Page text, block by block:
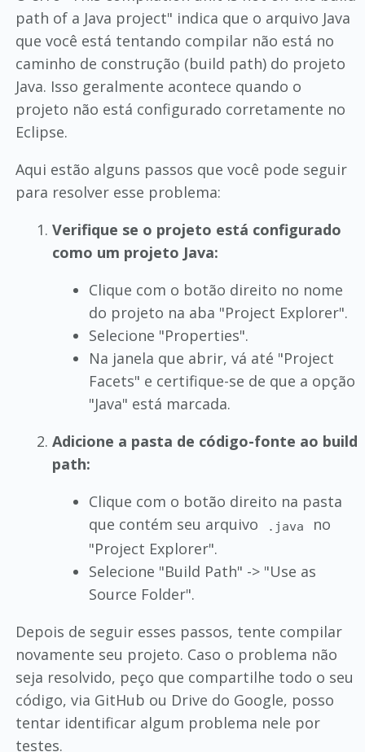
path of a Java project" indica que o arquivo Java
que você está tentando compilar não está no
caminho de construção (build path) do projeto
Java. Isso geralmente acontece quando o
projeto não está configurado corretamente no
Eclipse.
Aqui estão alguns passos que você pode seguir
para resolver esse problema:
Verifique se o projeto está configurado
como um projeto Java:
Clique com o botão direito no nome
do projeto na aba "Project Explorer".
Selecione "Properties".
Na janela que abrir, vá até "Project
Facets" e certifique-se de que a opção
"Java" está marcada.
Adicione a pasta de código-fonte ao build
path:
Clique com o botão direito na pasta
que contém seu arquivo
.java
no
"Project Explorer".
Selecione "Build Path" -> "Use as
Source Folder".
Depois de seguir esses passos, tente compilar
novamente seu projeto. Caso o problema não
seja resolvido, peço que compartilhe todo o seu
código, via GitHub ou Drive do Google, posso
tentar identificar algum problema nele por
testes.